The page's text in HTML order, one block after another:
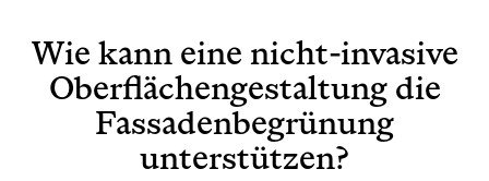
Wie kann eine nicht-invasive
Oberflächengestaltung die
Fassadenbegrünung
unterstützen?